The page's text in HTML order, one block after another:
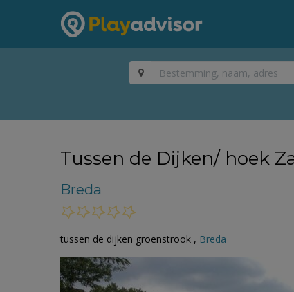
Tussen de Dijken/ hoek
Breda
tussen de dijken groenstrook , Breda